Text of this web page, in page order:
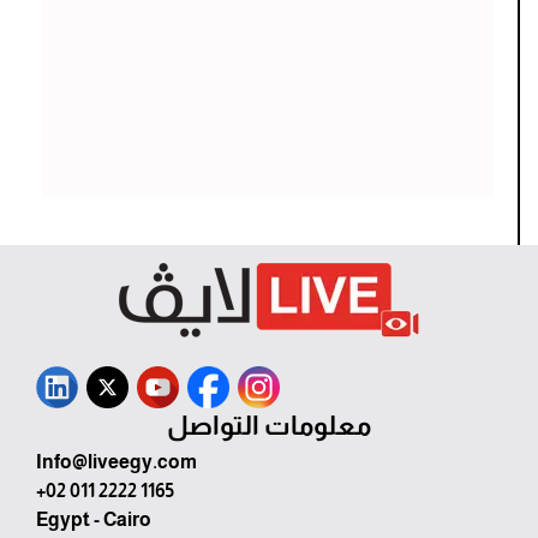
معلومات التواصل
Info@liveegy.com
+02 011 2222 1165
Egypt - Cairo